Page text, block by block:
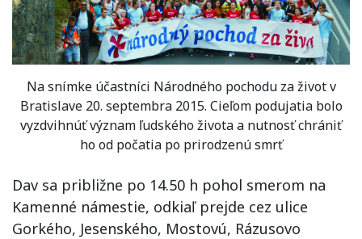
Na snímke účastníci Národného pochodu za život v
Bratislave 20. septembra 2015. Cieľom podujatia bolo
vyzdvihnúť význam ľudského života a nutnosť chrániť
ho od počatia po prirodzenú smrť
Dav sa približne po 14.50 h pohol smerom na
Kamenné námestie, odkiaľ prejde cez ulice
Gorkého, Jesenského, Mostovú, Rázusovo